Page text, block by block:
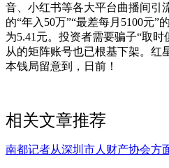
音、小红书等各大平台曲播间引
的“年入50万”“最差每月5100元”
为5.41元。投资者需要骗子“取
从的矩阵账号也已根基下架。红
本钱局留意到，日前！
相关文章推荐
南都记者从深圳市人财产协会方